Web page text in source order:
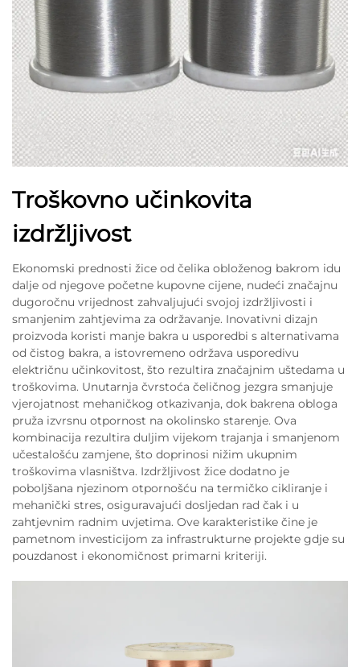
Troškovno učinkovita
izdržljivost
Ekonomski prednosti žice od čelika obloženog bakrom idu
dalje od njegove početne kupovne cijene, nudeći značajnu
dugoročnu vrijednost zahvaljujući svojoj izdržljivosti i
smanjenim zahtjevima za održavanje. Inovativni dizajn
proizvoda koristi manje bakra u usporedbi s alternativama
od čistog bakra, a istovremeno održava usporedivu
električnu učinkovitost, što rezultira značajnim uštedama u
troškovima. Unutarnja čvrstoća čeličnog jezgra smanjuje
vjerojatnost mehaničkog otkazivanja, dok bakrena obloga
pruža izvrsnu otpornost na okolinsko starenje. Ova
kombinacija rezultira duljim vijekom trajanja i smanjenom
učestalošću zamjene, što doprinosi nižim ukupnim
troškovima vlasništva. Izdržljivost žice dodatno je
poboljšana njezinom otpornošću na termičko cikliranje i
mehanički stres, osiguravajući dosljedan rad čak i u
zahtjevnim radnim uvjetima. Ove karakteristike čine je
pametnom investicijom za infrastrukturne projekte gdje su
pouzdanost i ekonomičnost primarni kriteriji.